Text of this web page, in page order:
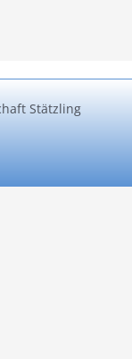
Stätzling